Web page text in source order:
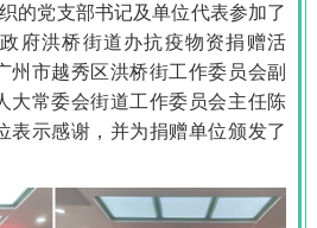
的党支部书记及单位代表参加了
府洪桥街道办抗疫物资捐赠活
州市越秀区洪桥街工作委员会副
大常委会街道工作委员会主任陈
表示感谢，并为捐赠单位颁发了